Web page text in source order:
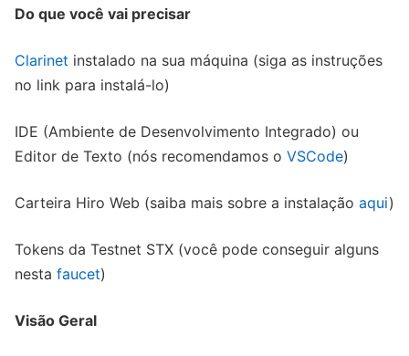
Do que você vai precisar
Clarinet instalado na sua máquina (siga as instruções
no link para instalá-lo)
IDE (Ambiente de Desenvolvimento Integrado) ou
Editor de Texto (nós recomendamos o VSCode)
Carteira Hiro Web (saiba mais sobre a instalação aqui)
Tokens da Testnet STX (você pode conseguir alguns
nesta faucet)
Visão Geral